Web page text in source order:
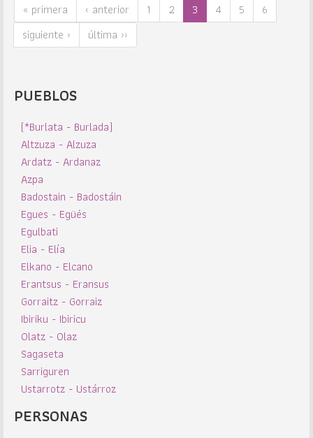
« primera ‹ anterior 1 2 3 4 5
6
siguiente ›
última ››
PUEBLOS
(*Burlata - Burlada)
Altzuza - Alzuza
Ardatz - Ardanaz
Azpa
Badostain - Badostáin
Egues - Egüés
Egulbati
Elia - Elía
Elkano - Elcano
Erantsus - Eransus
Gorraitz - Gorraiz
Ibiriku - Ibiricu
Olatz - Olaz
Sagaseta
Sarriguren
Ustarrotz - Ustárroz
PERSONAS